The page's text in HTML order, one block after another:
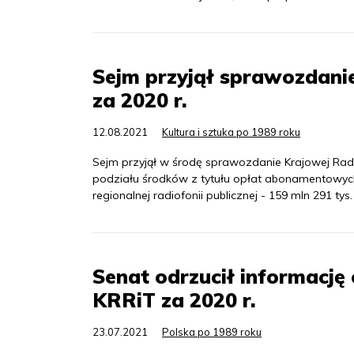
Sejm przyjął
za 2020 r.
12.08.2021 Kultura i sztuka po 1989 roku
Sejm przyjął w środę sprawozdanie Krajowej
podziału środków z tytułu opłat
regionalnej radiofonii publicznej - 159 mln 291 tys.
Senat odrzucił
KRRiT za 2020 r.
23.07.2021 Polska po 1989 roku